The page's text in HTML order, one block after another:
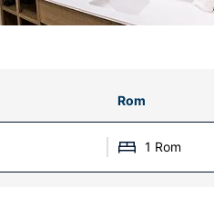
Rom
1 Rom